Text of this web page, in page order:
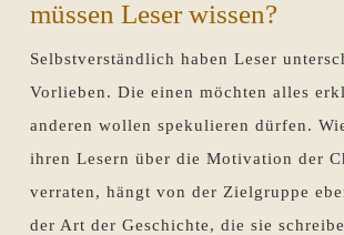
müssen Leser wissen?
Selbstverständlich haben Leser
Vorlieben. Die einen möchten alles
anderen wollen spekulieren dürfen.
ihren Lesern über die Motivation der
verraten, hängt von der Zielgruppe
der Art der Geschichte, die sie